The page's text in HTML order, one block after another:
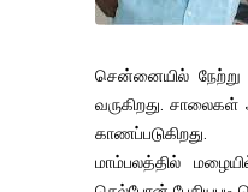
சென்னையில்
வருகிறது.
மாம்பலத்தில்